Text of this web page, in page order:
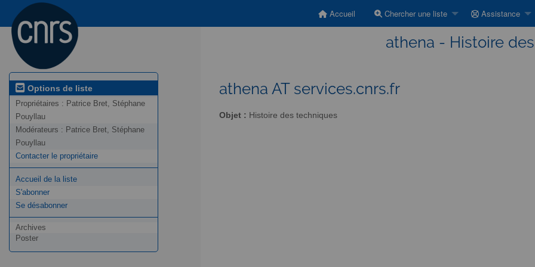
Accueil Chercher une liste Assistance
athena - Histoire
Options de liste
Propriétaires : Patrice Bret, Stéphane
Pouyllau
Modérateurs : Patrice Bret, Stéphane
Pouyllau
Contacter le propriétaire
Accueil de la liste
S'abonner
Se désabonner
Archives
Poster
athena AT services.cnrs.fr
Objet : Histoire des techniques